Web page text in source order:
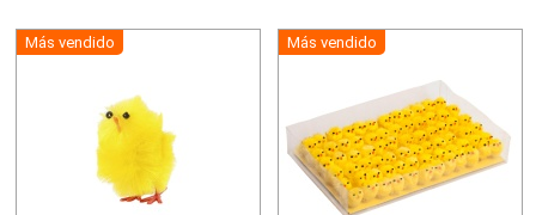
Más vendido Más vendido